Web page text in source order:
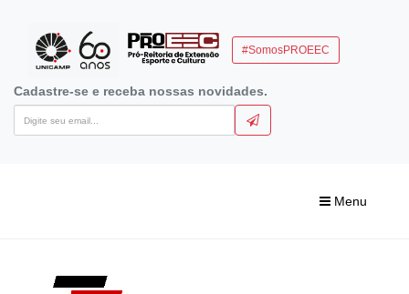
#SomosPROEEC
Cadastre-se e receba nossas novidades.
Menu